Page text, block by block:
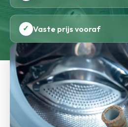
✓ Vaste prijs vooraf